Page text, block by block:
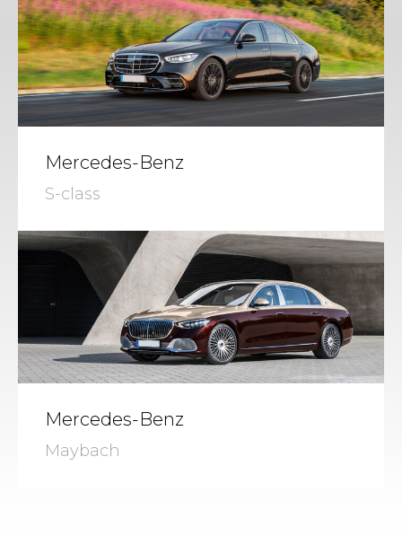
Mercedes-Benz
S-class
Mercedes-Benz
Maybach